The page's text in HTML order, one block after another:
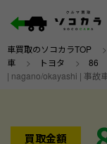
車買取のソコカラTOP
車 > トヨタ > 86
| nagano/okayashi | 事故
買取金額